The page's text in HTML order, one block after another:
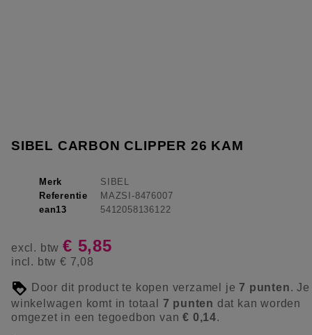
SIBEL CARBON CLIPPER 26 KAM
Merk
SIBEL
Referentie
MAZSI-8476007
ean13
5412058136122
excl. btw € 5,85
incl. btw € 7,08
Door dit product te kopen verzamel je7 punten. Je
winkelwagen komt in totaal 7 punten dat kan worden
omgezet in een tegoedbon van€ 0,14.